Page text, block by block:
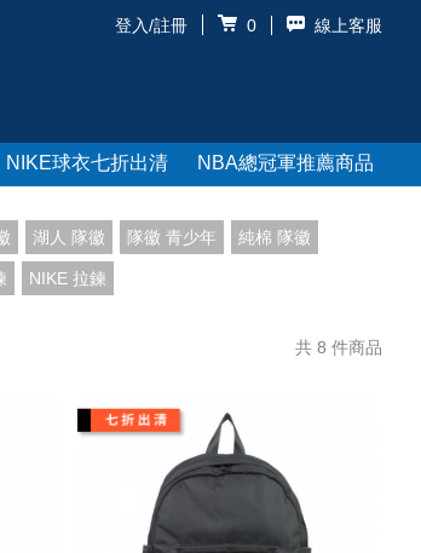
登入/註冊 0 線上客服
NIKE球衣七折出清 NBA總冠軍推薦商品
湖人 隊徽 隊徽 青少年 純棉 隊徽
NIKE 拉鍊
共 8 件商品